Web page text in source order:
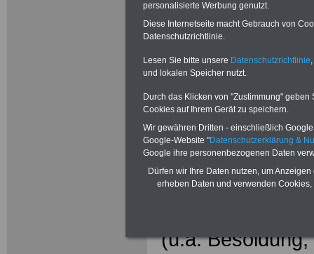
Neu
Beamte
Das beliebte
und Beamte"
(u.a.
personalisierte Werbung genutzt.
Diese Internetseite macht Gebrauch von
Datenschutzrichtlinie.
Lesen Sie bitte unsere Datenschutzrichtlinie
und lokalen Speicher nutzt.
Durch das Klicken von "Zustimmung"
Cookies auf Ihrem Gerät zu speichern.
Wir gewähren Dritten - einschließlich
Google-Website "Datenschutzerklärung &
Google ihre personenbezogenen Daten
Dürfen wir Ihre Daten nutzen, um
erheben Daten und verwenden